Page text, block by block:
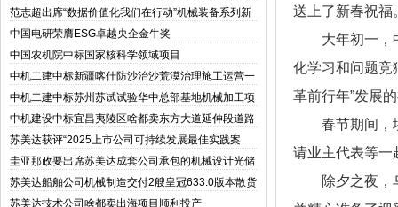
兴工作
范志超出席“数据价值化我们在行动”机械装备系列新
闻发布会
中国电研荣膺ESG卓越央企金牛奖
中国农机院中标国家核科学领域项目
中机二建中标新疆喀什防沙治沙荒漠治理施工运营一
体化项目
中机二建中标苏州苏试试验华中总部基地机械加工项
目
中机建设中标宜昌夷陵区啥都卖东方大道延伸段道路
工程一标段
苏美达获评“2025上市公司可持续发展最佳实践案
例”机械设计及“2025上市公司董事会优秀实践案
例”两项奖项
圭亚那政要出席苏美达成套公司承包的机械设计光储
电站项目首站竣工典礼
苏美达船舶公司机械制造交付2艘皇冠633.0版本散货
船
苏美达技术公司啥都卖出海项目顺利投产
送上了新春祝福
大年初一，
化学习和问题竞
革前行年”发展
春节期间，
请业主代表等一
除夕之夜，